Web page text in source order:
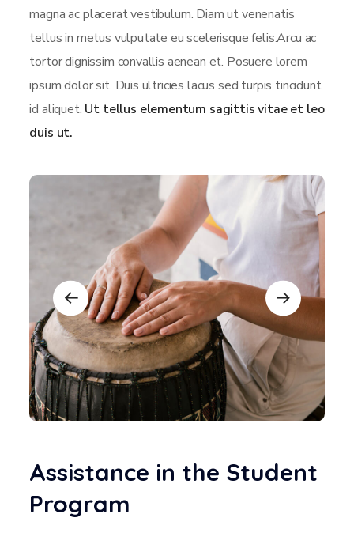
magna ac placerat vestibulum. Diam ut venenatis
tellus in metus vulputate eu scelerisque felis.Arcu ac
tortor dignissim convallis aenean et. Posuere lorem
ipsum dolor sit. Duis ultricies lacus sed turpis tincidunt
id aliquet. Ut tellus elementum sagittis vitae et leo
duis ut.
Assistance in the Student
Program